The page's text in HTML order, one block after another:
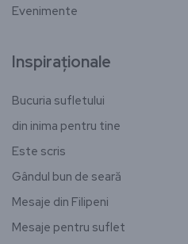
Evenimente
Inspiraționale
Bucuria sufletului
din inima pentru tine
Este scris
Gândul bun de seară
Mesaje din Filipeni
Mesaje pentru suflet